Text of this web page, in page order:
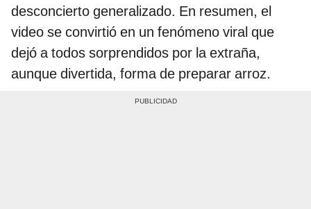
desconcierto generalizado. En resumen, el
video se convirtió en un fenómeno viral que
dejó a todos sorprendidos por la extraña,
aunque divertida, forma de preparar arroz.